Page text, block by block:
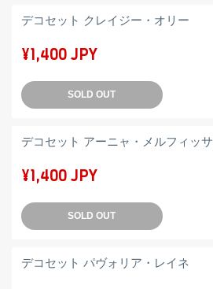
デコセット クレイジー・オリー
¥1,400 JPY
SOLD OUT
デコセット アーニャ・メルフィッサ
¥1,400 JPY
SOLD OUT
デコセット パヴォリア・レイネ